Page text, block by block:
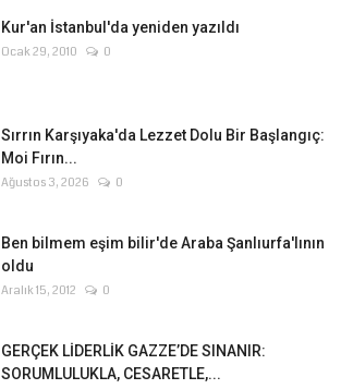
Kur'an İstanbul'da yeniden yazıldı
Ocak 29, 2010 0
Sırrın Karşıyaka'da Lezzet Dolu Bir Başlangıç:
Moi Fırın...
Ağustos 3, 2026 0
Ben bilmem eşim bilir'de Araba Şanlıurfa'lının
oldu
Aralık 15, 2012 0
GERÇEK LİDERLİK GAZZE’DE SINANIR:
SORUMLULUKLA, CESARETLE,...